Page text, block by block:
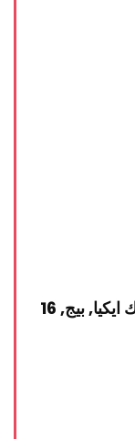
VITABBORRE سلطانية بولة بلاستيك ايكيا, بيج, 16